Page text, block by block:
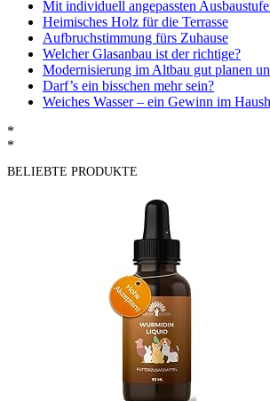
Mit individuell angepassten
Heimisches Holz für die Terrasse
Aufbruchstimmung fürs Zuhause
Welcher Glasanbau ist der richtige?
Modernisierung im Altbau gut planen
Darf’s ein bisschen mehr sein?
Weiches Wasser – ein Gewinn im
*
*
BELIEBTE PRODUKTE